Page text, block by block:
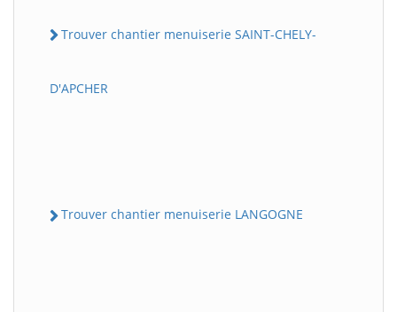
Trouver chantier menuiserie SAINT-CHELY-
D'APCHER
Trouver chantier menuiserie LANGOGNE